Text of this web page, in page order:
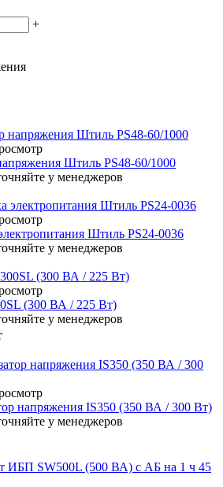
+
Штиль PS48-60/1000
у менеджеров
Штиль PS24-0036
у менеджеров
(300 ВА / 225 Вт)
у менеджеров
напряжения IS350 (350 ВА / 300 Вт)
у менеджеров